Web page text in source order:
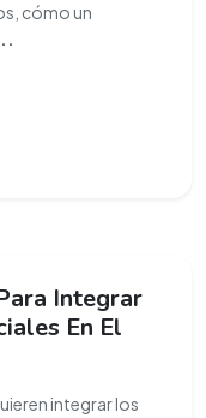
cómo un
Integrar
En El
integrar los